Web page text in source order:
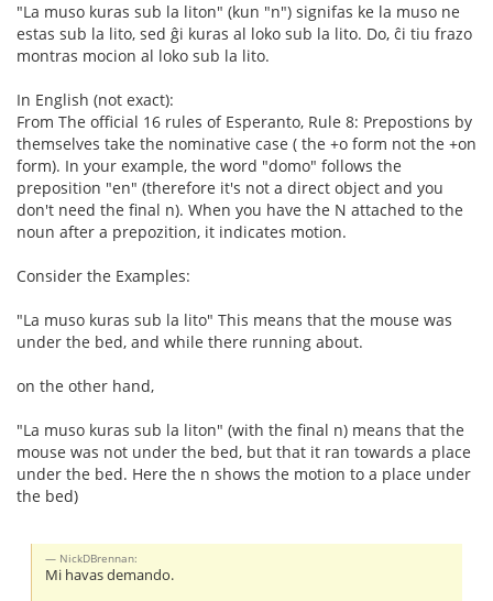
"La muso kuras sub la liton" (kun "n") signifas ke la muso ne
estas sub la lito, sed ĝi kuras al loko sub la lito. Do, ĉi tiu frazo
montras mocion al loko sub la lito.
In English (not exact):
From The official 16 rules of Esperanto, Rule 8: Prepostions by
themselves take the nominative case ( the +o form not the +on
form). In your example, the word "domo" follows the
preposition "en" (therefore it's not a direct object and you
don't need the final n). When you have the N attached to the
noun after a prepozition, it indicates motion.
Consider the Examples:
"La muso kuras sub la lito" This means that the mouse was
under the bed, and while there running about.
on the other hand,
"La muso kuras sub la liton" (with the final n) means that the
mouse was not under the bed, but that it ran towards a place
under the bed. Here the n shows the motion to a place under
the bed)
NickDBrennan:
Mi havas demando.